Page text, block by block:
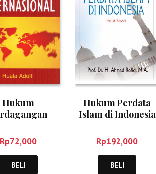
Hukum
Adolf
Rp72,000
BELI
Hukum Perdata
Islam di Indonesia
Ahmad Rofiq
Rp192,000
BELI